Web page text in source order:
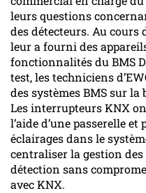
leurs questions
des détecteurs. Au
leur a fourni des
fonctionnalités du BMS
test, les techniciens
des systèmes BMS sur la
Les interrupteurs KNX
l’aide d’une passerelle
éclairages dans le
centraliser la gestion
détection sans
avec KNX.